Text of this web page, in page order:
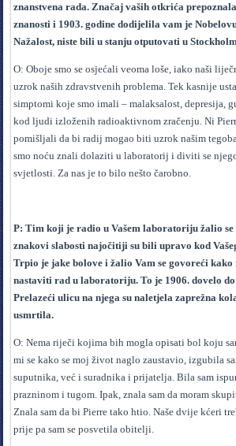
znanstvena rada. Značaj vaših otkrića
znanosti i 1903. godine dodijelila vam je
Nažalost, niste bili u stanju otputovati u
O: Oboje smo se osjećali veoma loše, iako naši
uzrok naših zdravstvenih problema. Tek kasnije
simptomi koje smo imali – malaksalost, depresija,
kod ljudi izloženih radioaktivnom zračenju. Ni
pomišljali da bi radij mogao biti uzrok našim
smo noću znali dolaziti u laboratorij i diviti se
svjetlosti. Za nas je to bilo nešto čarobno.
P: Tim koji je radio u Vašem laboratoriju žalio se
znakovi slabosti najočitiji su bili upravo kod
Trpio je jake bolove i žalio Vam se govoreći
nastaviti rad u laboratoriju. To je 1906. dovelo
Prelazeći ulicu na njega su naletjela zaprežna
usmrtila.
O: Nema riječi kojima bih mogla opisati bol koju
mi se kako se moj život naglo zaustavio, izgubila
suputnika, već i suradnika i prijatelja. Bila sam
prazninom i tugom. Ipak, znala sam da moram
Znala sam da bi Pierre tako htio. Naše dvije kćeri
prije pa sam se posvetila obitelji.